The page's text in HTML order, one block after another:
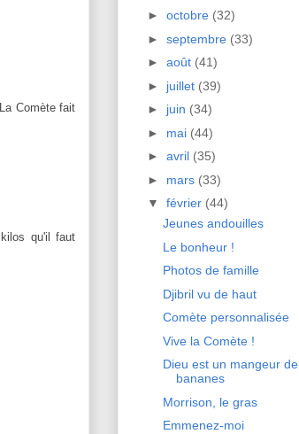
Comète fait
qu'il faut
► octobre (32)
► septembre (33)
► août (41)
► juillet (39)
► juin (34)
► mai (44)
► avril (35)
► mars (33)
▼ février (44)
Jeunes andouilles
Le bonheur !
Photos de famille
Djibril vu de haut
Comète personnalisée
Vive la Comète !
Dieu est un mangeur de
bananes
Morrison, le gras
Emmenez-moi